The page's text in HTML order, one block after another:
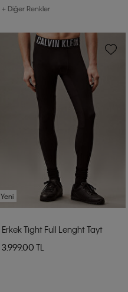
+ Diğer Renkler
Yeni
Erkek Tight Full Lenght Tayt
3.999,00 TL